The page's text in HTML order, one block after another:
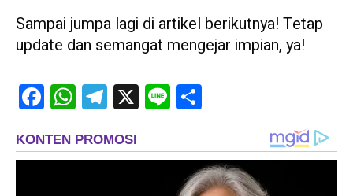
Sampai jumpa lagi di artikel berikutnya! Tetap
update dan semangat mengejar impian, ya!
FacebookWhatsAppTelegram
X Line